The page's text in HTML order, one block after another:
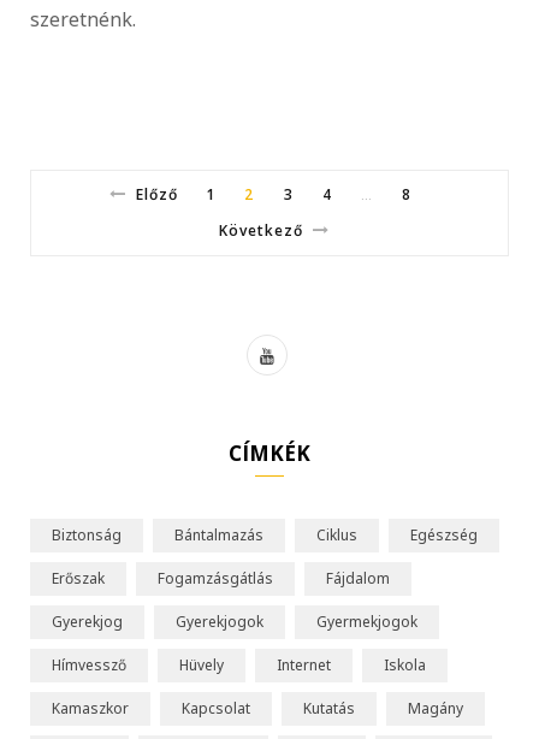
szeretnénk.
Előző 1 2 3 4
8
Következő
Y
T
CÍMKÉK
Biztonság Bántalmazás Ciklus Egészség
Erőszak Fogamzásgátlás Fájdalom
Gyerekjog Gyerekjogok Gyermekjogok
Hímvessző Hüvely Internet Iskola
Kamaszkor Kapcsolat Kutatás Magány